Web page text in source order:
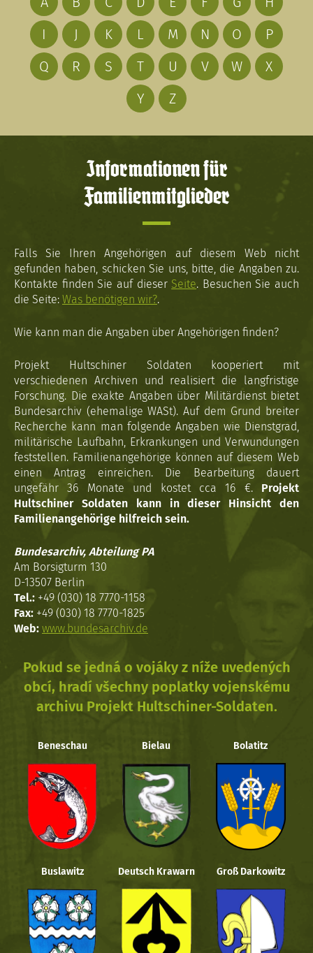
I
J K L M N O
P
Q
R S T U V W
X
Y
Z
Informationen für
Familienmitglieder
Falls Sie Ihren Angehörigen auf diesem Web nicht
gefunden haben, schicken Sie uns, bitte, die Angaben zu.
Kontakte finden Sie auf dieser Seite. Besuchen Sie auch
die Seite: Was benötigen wir?.
Wie kann man die Angaben über Angehörigen finden?
Projekt Hultschiner Soldaten kooperiert mit
verschiedenen Archiven und realisiert die langfristige
Forschung. Die exakte Angaben über Militärdienst bietet
Bundesarchiv (ehemalige WASt). Auf dem Grund breiter
Recherche kann man folgende Angaben wie Dienstgrad,
militärische Laufbahn, Erkrankungen und Verwundungen
feststellen. Familienangehörige können auf diesem Web
einen Antrag einreichen. Die Bearbeitung dauert
ungefähr 36 Monate und kostet cca 16 €. Projekt
Hultschiner Soldaten kann in dieser Hinsicht den
Familienangehörige hilfreich sein.
Bundesarchiv, Abteilung PA
Am Borsigturm 130
D-13507 Berlin
Tel.: +49 (030) 18 7770-1158
Fax: +49 (030) 18 7770-1825
Web: www.bundesarchiv.de
Pokud se jedná o vojáky z níže uvedených
obcí, hradí všechny poplatky vojenskému
archivu Projekt Hultschiner-Soldaten.
Beneschau Bielau Bolatitz
Buslawitz Deutsch Krawarn Groß Darkowitz